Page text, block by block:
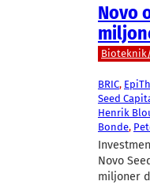
Novo
BRIC,
Seed
Henrik
Bonde,
Novo
miljoner